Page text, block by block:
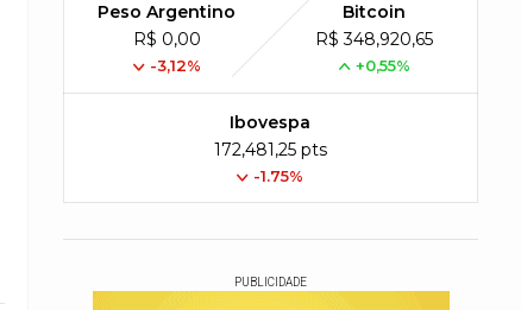
Peso Argentino
R$ 0,00
-3,12%
Bitcoin
R$ 348,920,65
+0,55%
Ibovespa
172,481,25 pts
-1.75%
PUBLICIDADE